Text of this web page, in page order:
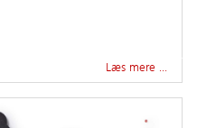
Læs mere …